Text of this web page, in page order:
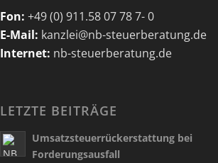
Fon: +49 (0) 911.58 07 78 7- 0
E-Mail: kanzlei@nb-steuerberatung.de
Internet: nb-steuerberatung.de
LETZTE BEITRÄGE
Umsatzsteuerrückerstattung bei
Forderungsausfall